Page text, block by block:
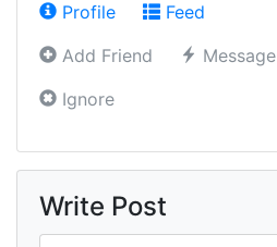
Profile
Feed
Add Friend
Message
Ignore
Write Post